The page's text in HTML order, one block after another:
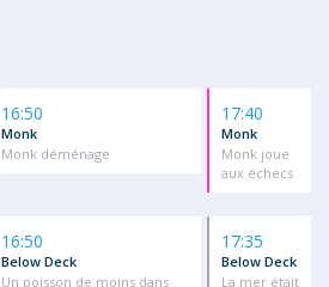
16:50
Monk
Monk déménage
17:40
Monk
Monk joue
aux échecs
16:50
Below Deck
Un poisson de moins dans
17:35
Below Deck
La mer était